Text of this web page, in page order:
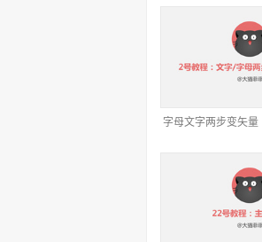
字母文字两步变矢量